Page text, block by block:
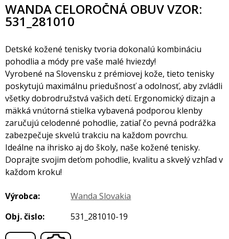
WANDA CELOROČNÁ OBUV VZOR:
531_281010
Detské kožené tenisky tvoria dokonalú kombináciu
pohodlia a módy pre vaše malé hviezdy!
Vyrobené na Slovensku z prémiovej kože, tieto tenisky
poskytujú maximálnu priedušnosť a odolnosť, aby zvládli
všetky dobrodružstvá vašich detí. Ergonomický dizajn a
mäkká vnútorná stielka vybavená podporou klenby
zaručujú celodenné pohodlie, zatiaľ čo pevná podrážka
zabezpečuje skvelú trakciu na každom povrchu.
Ideálne na ihrisko aj do školy, naše kožené tenisky.
Doprajte svojim deťom pohodlie, kvalitu a skvelý vzhľad v
každom kroku!
Výrobca:
Wanda Slovakia
Obj. čislo:
531_281010-19